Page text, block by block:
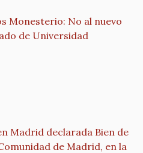
Monesterio: No al nuevo
de Universidad
Madrid declarada Bien de
de Madrid, en la